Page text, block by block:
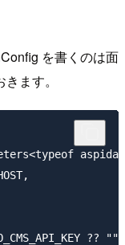
を書くのは面
ます。
?? "",